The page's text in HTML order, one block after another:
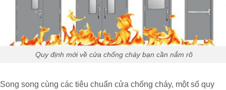
Quy định mới về cửa chống cháy bạn cần nắm rõ
Song song cùng các tiêu chuẩn cửa chống cháy, một số quy